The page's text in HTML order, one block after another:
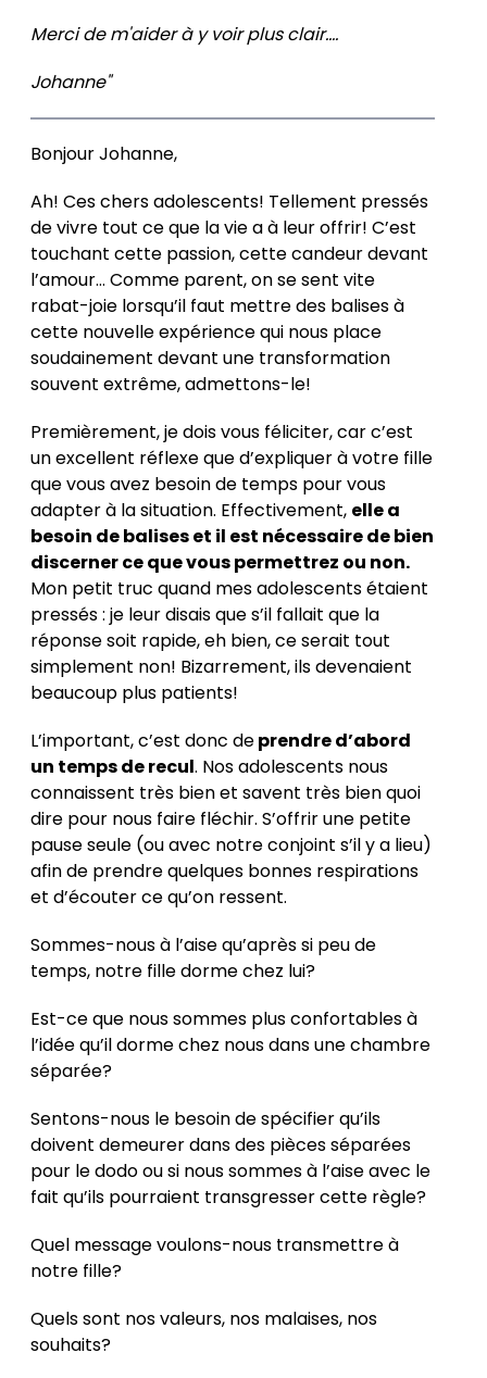
Merci de m'aider à y voir plus clair....
Johanne"
Bonjour Johanne,
Ah! Ces chers adolescents! Tellement pressés
de vivre tout ce que la vie a à leur offrir! C’est
touchant cette passion, cette candeur devant
l’amour… Comme parent, on se sent vite
rabat-joie lorsqu’il faut mettre des balises à
cette nouvelle expérience qui nous place
soudainement devant une transformation
souvent extrême, admettons-le!
Premièrement, je dois vous féliciter, car c’est
un excellent réflexe que d’expliquer à votre fille
que vous avez besoin de temps pour vous
adapter à la situation. Effectivement, elle a
besoin de balises et il est nécessaire de bien
discerner ce que vous permettrez ou non.
Mon petit truc quand mes adolescents étaient
pressés : je leur disais que s’il fallait que la
réponse soit rapide, eh bien, ce serait tout
simplement non! Bizarrement, ils devenaient
beaucoup plus patients!
L’important, c’est donc deprendre d’abord
un temps de recul. Nos adolescents nous
connaissent très bien et savent très bien quoi
dire pour nous faire fléchir. S’offrir une petite
pause seule (ou avec notre conjoint s’il y a lieu)
afin de prendre quelques bonnes respirations
et d’écouter ce qu’on ressent.
Sommes-nous à l’aise qu’après si peu de
temps, notre fille dorme chez lui?
Est-ce que nous sommes plus confortables à
l’idée qu’il dorme chez nous dans une chambre
séparée?
Sentons-nous le besoin de spécifier qu’ils
doivent demeurer dans des pièces séparées
pour le dodo ou si nous sommes à l’aise avec le
fait qu’ils pourraient transgresser cette règle?
Quel message voulons-nous transmettre à
notre fille?
Quels sont nos valeurs, nos malaises, nos
souhaits?